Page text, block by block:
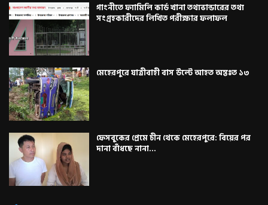
গাংনীতে ফ্যামিলি কার্ড খানা তথ্যভান্ডারের তথ্য
সংগ্রহকারীদের লিখিত পরীক্ষার ফলাফল
মেহেরপুরে যাত্রীবাহী বাস উল্টে আহত অন্তঃত ১৩
ফেসবুকের প্রেমে চীন থেকে মেহেরপুরে: বিয়ের পর
দানা বাঁধছে নানা...